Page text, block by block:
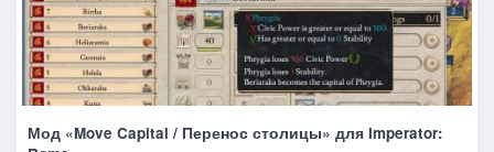
Мод «Move Capital / Перенос столицы» для Imperator: